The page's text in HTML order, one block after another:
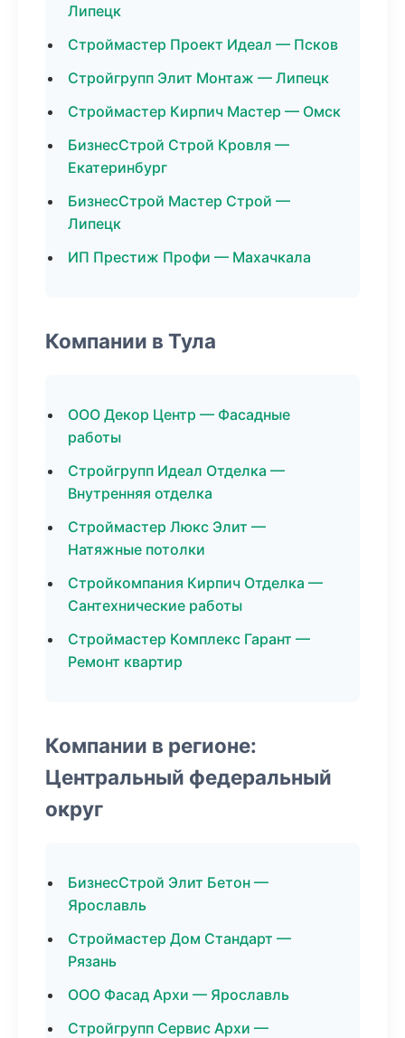
Липецк
Строймастер Проект Идеал — Псков
Стройгрупп Элит Монтаж — Липецк
Строймастер Кирпич Мастер — Омск
БизнесСтрой Строй Кровля —
Екатеринбург
БизнесСтрой Мастер Строй —
Липецк
ИП Престиж Профи — Махачкала
Компании в Тула
ООО Декор Центр — Фасадные
работы
Стройгрупп Идеал Отделка —
Внутренняя отделка
Строймастер Люкс Элит —
Натяжные потолки
Стройкомпания Кирпич Отделка —
Сантехнические работы
Строймастер Комплекс Гарант —
Ремонт квартир
Компании в регионе:
Центральный федеральный
округ
БизнесСтрой Элит Бетон —
Ярославль
Строймастер Дом Стандарт —
Рязань
ООО Фасад Архи — Ярославль
Стройгрупп Сервис Архи —